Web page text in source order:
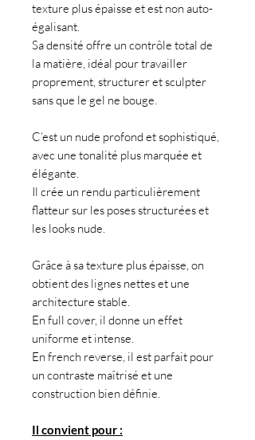
texture plus épaisse et est non auto-
égalisant.
Sa densité offre un contrôle total de
la matière, idéal pour travailler
proprement, structurer et sculpter
sans que le gel ne bouge.
C’est un nude profond et sophistiqué,
avec une tonalité plus marquée et
élégante.
Il crée un rendu particulièrement
flatteur sur les poses structurées et
les looks nude.
Grâce à sa texture plus épaisse, on
obtient des lignes nettes et une
architecture stable.
En full cover, il donne un effet
uniforme et intense.
En french reverse, il est parfait pour
un contraste maîtrisé et une
construction bien définie.
Il convient pour :